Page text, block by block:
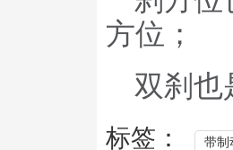
方位；
双刹也
标签： 带制